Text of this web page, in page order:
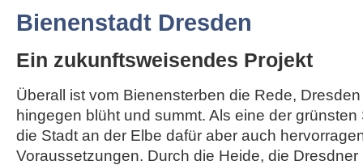
Bienenstadt Dresden
Ein zukunftsweisendes Projekt
Überall ist vom Bienensterben die Rede, Dresden
hingegen blüht und summt. Als eine der
die Stadt an der Elbe dafür aber auch
Voraussetzungen. Durch die Heide, die